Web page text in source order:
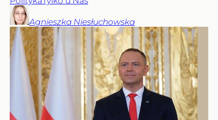
Agnieszka Niesłuchowska